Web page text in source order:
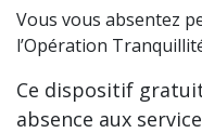
Vous vous absentez
l’Opération
Ce dispositif
absence aux